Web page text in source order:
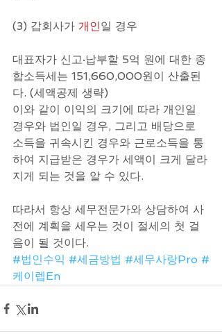
(3) 갑회사가 개인일 경우
대표자가 신고·납부할 5억 원에 대한 종
합소득세는 151,660,000원이 산출된
다. (세액공제 생략)
이와 같이 이익의 크기에 따라 개인일
경우와 법인일 경우, 그리고 배당으로
소득을 귀속시킨 경우와 근로소득을 통
하여 지급받은 경우가 세액이 크게 달라
지게 되는 것을 알 수 있다.
따라서 항상 세무전문가와 상담하여 사
전에 계획을 세우는 것이 절세의 첫 걸
음이 될 것이다.
#법인수익 #세금방법 #세무사랑Pro #
케이렙En